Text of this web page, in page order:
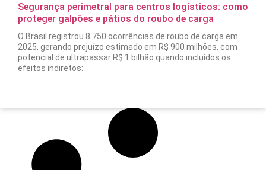
Segurança perimetral para centros logísticos: como
proteger galpões e pátios do roubo de carga
O Brasil registrou 8.750 ocorrências de roubo de carga em
2025, gerando prejuízo estimado em R$ 900 milhões, com
potencial de ultrapassar R$ 1 bilhão quando incluídos os
efeitos indiretos: